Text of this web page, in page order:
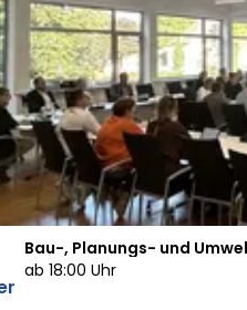
Bau-, Planungs- und
ab 18:00 Uhr